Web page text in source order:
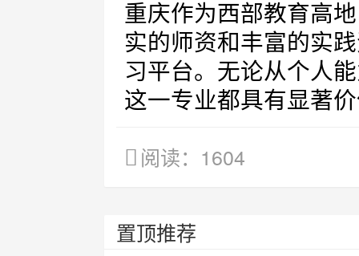
重庆作为西部教育高
实的师资和丰富的实
习平台。无论从个人
这一专业都具有显著
阅读：1604
置顶推荐